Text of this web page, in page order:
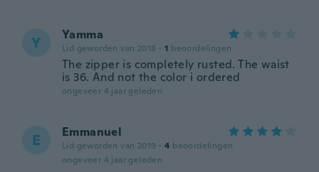
Y Yamma
Lid geworden van 2018 · 1 beoordelingen
The zipper is completely rusted. The waist
is 36. And not the color i ordered
ongeveer 4 jaar geleden
E Emmanuel
Lid geworden van 2019 · 4 beoordelingen
ongeveer 4 jaar geleden